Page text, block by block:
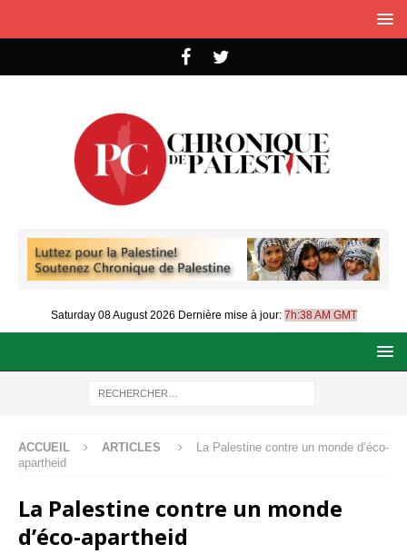
Saturday 08 August 2026 Dernière mise à jour: 7h:38 AM GMT
ACCUEIL ARTICLES
La Palestine contre un monde d’éco-
apartheid
La Palestine contre un monde
d’éco-apartheid